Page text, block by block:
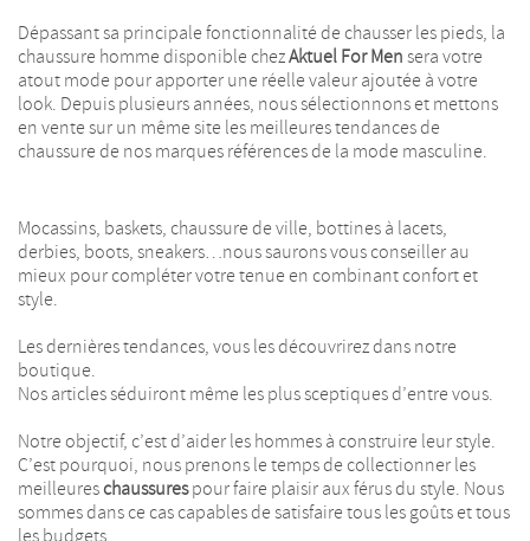
Dépassant sa principale fonctionnalité de chausser les pieds, la
chaussure homme disponible chezAktuel For Men sera votre
atout mode pour apporter une réelle valeur ajoutée à votre
look. Depuis plusieurs années, nous sélectionnons et mettons
en vente sur un même site les meilleures tendances de
chaussure de nos marques références de la mode masculine.
Mocassins, baskets, chaussure de ville, bottines à lacets,
derbies, boots, sneakers…nous saurons vous conseiller au
mieux pour compléter votre tenue en combinant confort et
style.
Les dernières tendances, vous les découvrirez dans notre
boutique.
Nos articles séduiront même les plus sceptiques d’entre vous.
Notre objectif, c’est d’aider les hommes à construire leur style.
C’est pourquoi, nous prenons le temps de collectionner les
meilleureschaussurespour faire plaisir aux férus du style. Nous
sommes dans ce cas capables de satisfaire tous les goûts et tous
les budgets.